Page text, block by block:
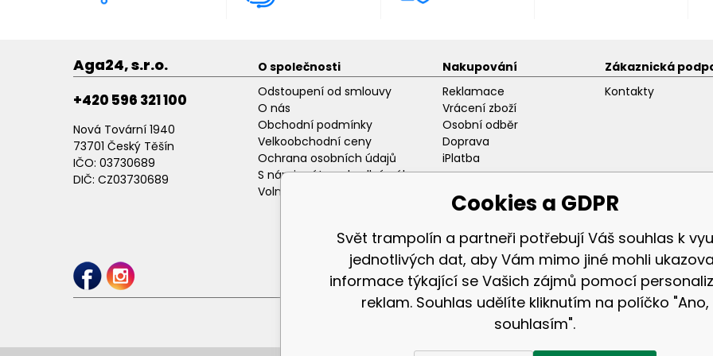
Aga24, s.r.o.
+420 596 321 100
Nová Tovární 1940
73701 Český Těšín
IČO: 03730689
DIČ: CZ03730689
O společnosti
Odstoupení od smlouvy
O nás
Obchodní podmínky
Velkoobchodní ceny
Ochrana osobních údajů
S námi máte pohodlný nákup
Volné pracovní pozice
Nakupování
Reklamace
Vrácení zboží
Osobní odběr
Doprava
iPlatba
Zákaznická
Kontakty
Zákaznická sekce
Přihlášení
Cookies a GDPR
Svět trampolín a partneři potřebují Váš souhlas k
jednotlivých dat, aby Vám mimo jiné mohli
informace týkající se Vašich zájmů pomocí
reklam. Souhlas udělíte kliknutím na políčko "Ano,
souhlasím".